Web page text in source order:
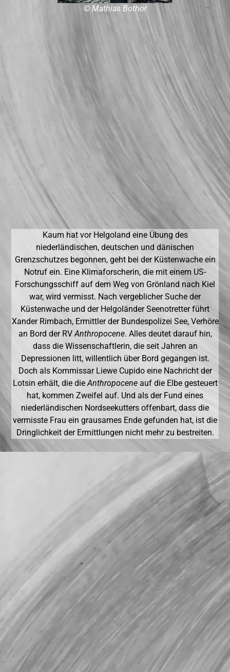
© Mathias Bothor
Kaum hat vor Helgoland eine Übung des
niederländischen, deutschen und dänischen
Grenzschutzes begonnen, geht bei der Küstenwache ein
Notruf ein. Eine Klimaforscherin, die mit einem US-
Forschungsschiff auf dem Weg von Grönland nach Kiel
war, wird vermisst. Nach vergeblicher Suche der
Küstenwache und der Helgoländer Seenotretter führt
Xander Rimbach, Ermittler der Bundespolizei See, Verhöre
an Bord der RVAnthropocene. Alles deutet darauf hin,
dass die Wissenschaftlerin, die seit Jahren an
Depressionen litt, willentlich über Bord gegangen ist.
Doch als Kommissar Liewe Cupido eine Nachricht der
Lotsin erhält, die dieAnthropoceneauf die Elbe gesteuert
hat, kommen Zweifel auf. Und als der Fund eines
niederländischen Nordseekutters offenbart, dass die
vermisste Frau ein grausames Ende gefunden hat, ist die
Dringlichkeit der Ermittlungen nicht mehr zu bestreiten.